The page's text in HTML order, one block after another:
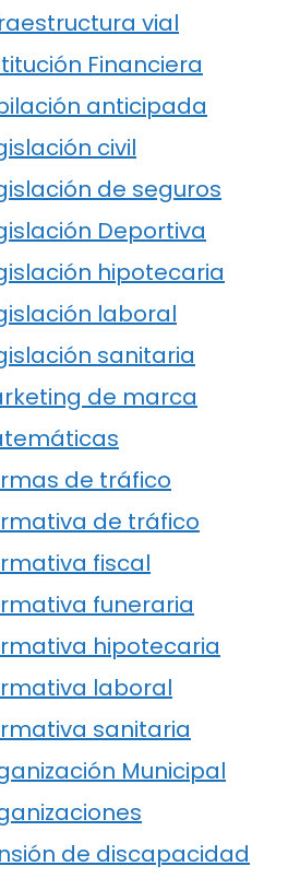
vial
Financiera
anticipada
civil
de seguros
Deportiva
hipotecaria
laboral
sanitaria
de marca
de tráfico
de tráfico
fiscal
funeraria
hipotecaria
laboral
sanitaria
Municipal
de discapacidad